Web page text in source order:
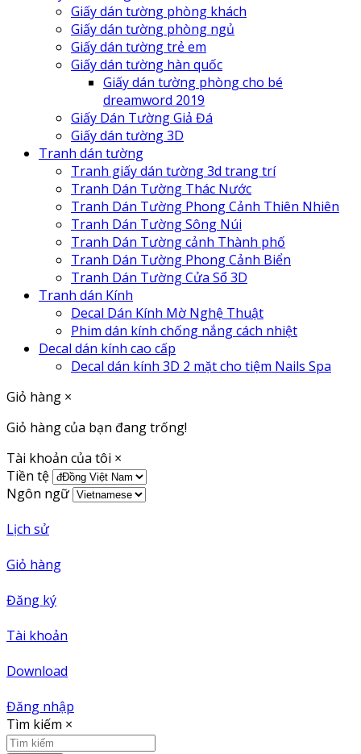
Giấy dán tường phòng khách
Giấy dán tường phòng ngủ
Giấy dán tường trẻ em
Giấy dán tường hàn quốc
Giấy dán tường phòng cho bé
dreamword 2019
Giấy Dán Tường Giả Đá
Giấy dán tường 3D
Tranh dán tường
Tranh giấy dán tường 3d trang trí
Tranh Dán Tường Thác Nước
Tranh Dán Tường Phong Cảnh Thiên Nhiên
Tranh Dán Tường Sông Núi
Tranh Dán Tường cảnh Thành phố
Tranh Dán Tường Phong Cảnh Biển
Tranh Dán Tường Cửa Sổ 3D
Tranh dán Kính
Decal Dán Kính Mờ Nghệ Thuật
Phim dán kính chống nắng cách nhiệt
Decal dán kính cao cấp
Decal dán kính 3D 2 mặt cho tiệm Nails Spa
Giỏ hàng ×
Giỏ hàng của bạn đang trống!
Tài khoản của tôi ×
Tiền tệ
Ngôn ngữ
Lịch sử
Giỏ hàng
Đăng ký
Tài khoản
Download
Đăng nhập
Tìm kiếm ×